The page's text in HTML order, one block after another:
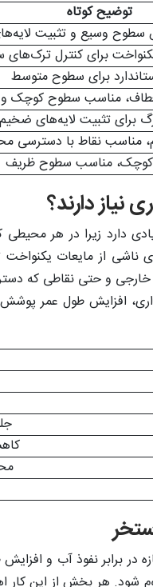
توضیح کوتاه
وسیع و تثبیت
برای کنترل
برای سطوح متوسط
مناسب سطوح کوچک
برای تثبیت لایه‌های ضخیم
مناسب نقاط با دسترسی
مناسب سطوح ظریف
نیاز دارند؟
دارد زیرا در هر محیطی
ناشی از مایعات
و حتی نقاطی که
افزایش طول عمر
در برابر نفوذ آب و
شود. هر بخش از این